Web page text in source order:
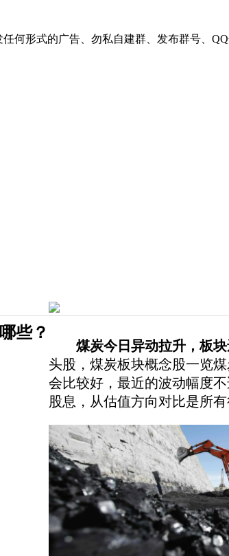
任何形式的广告、勿私自建群、发布群号、
些？
煤炭今日异动拉升，板块
头股，煤炭板块概念股一览
会比较好，最近的波动幅度
股息，从估值方向对比是所